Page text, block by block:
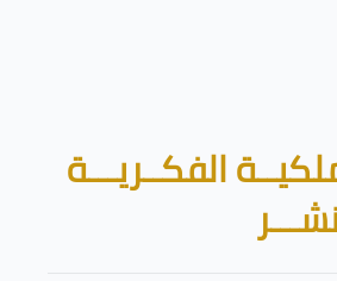
الفكــريـــة